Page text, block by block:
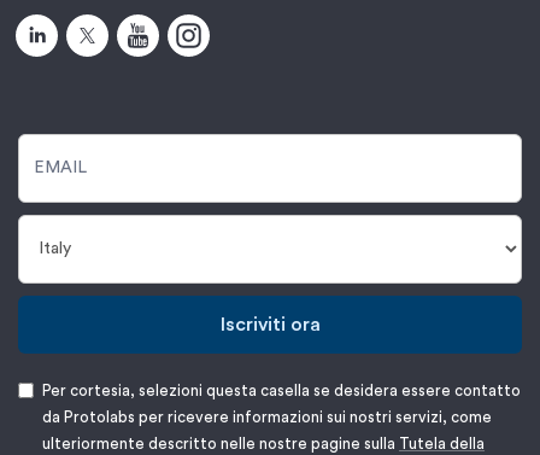
Iscriviti ora
Per cortesia, selezioni questa casella se desidera essere contatto
da Protolabs per ricevere informazioni sui nostri servizi, come
ulteriormente descritto nelle nostre pagine sulla Tutela della